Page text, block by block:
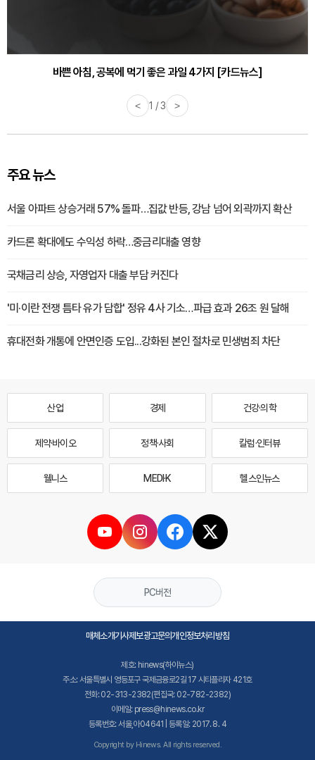
바쁜 아침, 공복에 먹기 좋은 과일 4가지 [카드뉴스]
< 1 / 3 >
주요 뉴스
서울 아파트 상승거래 57% 돌파…집값 반등, 강남 넘어 외곽까지 확산
카드론 확대에도 수익성 하락…중금리대출 영향
국채금리 상승, 자영업자 대출 부담 커진다
'미·이란 전쟁 틈타 유가 담합' 정유 4사 기소…파급 효과 26조 원 달해
휴대전화 개통에 안면인증 도입...강화된 본인 절차로 민생범죄 차단
산업 경제 건강·의학
제약·바이오 정책·사회 칼럼·인터뷰
웰니스 MEDI·K 헬스인뉴스
PC버전
매체소개기사제보광고문의개인정보처리방침
제호: hinews(하이뉴스)
주소: 서울특별시 영등포구 국제금융로2길 17 시티플라자 421호
전화: 02-313-2382(편집국: 02-782-2382)
이메일: press@hinews.co.kr
등록번호: 서울,아04641 | 등록일: 2017. 8. 4
Copyright by Hinews. All rights reserved.